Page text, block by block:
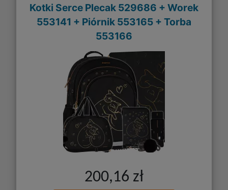
Kotki Serce Plecak 529686 + Worek
553141 + Piórnik 553165 + Torba
553166
200,16 zł